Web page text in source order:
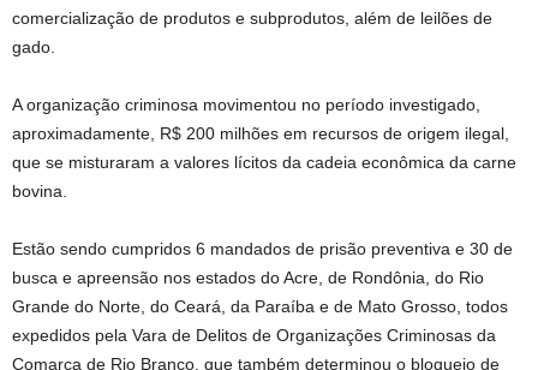
comercialização de produtos e subprodutos, além de leilões de
gado.
A organização criminosa movimentou no período investigado,
aproximadamente, R$ 200 milhões em recursos de origem ilegal,
que se misturaram a valores lícitos da cadeia econômica da carne
bovina.
Estão sendo cumpridos 6 mandados de prisão preventiva e 30 de
busca e apreensão nos estados do Acre, de Rondônia, do Rio
Grande do Norte, do Ceará, da Paraíba e de Mato Grosso, todos
expedidos pela Vara de Delitos de Organizações Criminosas da
Comarca de Rio Branco, que também determinou o bloqueio de